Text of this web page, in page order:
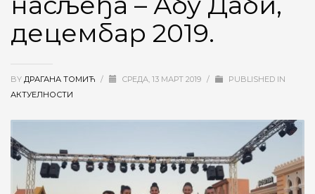
децембар 2019.
BY ДРАГАНА ТОМИЋ / CРЕДА, 13 МАРТ 2019 /
PUBLISHED IN
АКТУЕЛНОСТИ